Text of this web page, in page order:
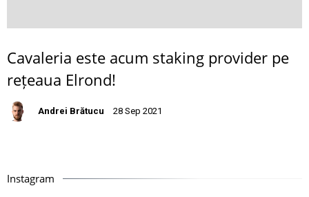
Cavaleria este acum staking provider pe
rețeaua Elrond!
Andrei Brătucu 28 Sep 2021
Instagram